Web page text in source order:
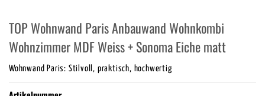
TOP Wohnwand Paris Anbauwand Wohnkombi
Wohnzimmer MDF Weiss + Sonoma Eiche matt
Wohnwand Paris: Stilvoll, praktisch, hochwertig